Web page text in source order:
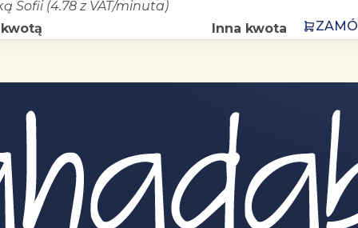
Sofii (4.78 z VAT/minuta)
Inna kwota